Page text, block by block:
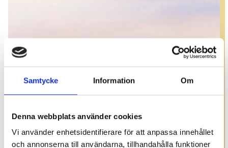
Samtycke Information Om
Denna webbplats använder cookies
Vi använder enhetsidentifierare för att anpassa innehållet
och annonserna till användarna, tillhandahålla funktioner